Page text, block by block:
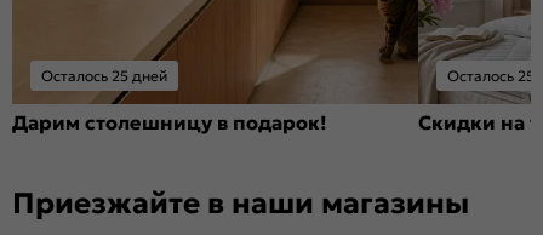
Осталось 25 дней
Дарим столешницу в подарок!
Осталось 25
Скидки на
Приезжайте в наши магазины